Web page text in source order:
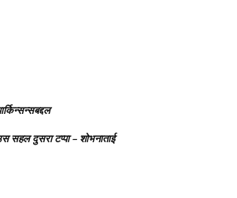
सहल दुसरा टप्पा – शोभनाताई